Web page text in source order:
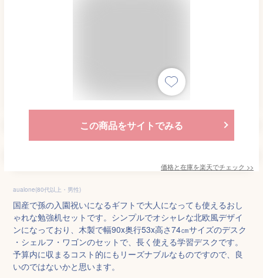
この商品をサイトでみる
価格と在庫を楽天でチェック >>
aualone(80代以上・男性)
国産で孫の入園祝いになるギフトで大人になっても使えるおし
ゃれな勉強机セットです。シンプルでオシャレな北欧風デザイ
ンになっており、木製で幅90x奥行53x高さ74㎝サイズのデスク
・シェルフ・ワゴンのセットで、長く使える学習デスクです。
予算内に収まるコスト的にもリーズナブルなものですので、良
いのではないかと思います。